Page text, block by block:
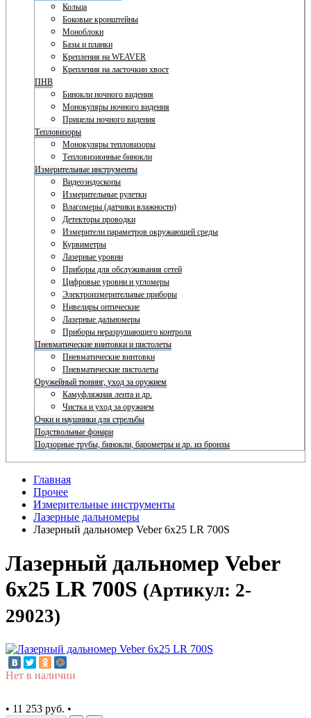
Кольца
Боковые кронштейны
Моноблоки
Базы и планки
Крепления на WEAVER
Крепления на ласточкин хвост
ПНВ
Бинокли ночного видения
Монокуляры ночного видения
Прицелы ночного видения
Тепловизоры
Монокуляры тепловизоры
Тепловизионные бинокли
Измерительные инструменты
Видеоэндоскопы
Измерительные рулетки
Влагомеры (датчики влажности)
Детекторы проводки
Измерители параметров окружающей среды
Курвиметры
Лазерные уровни
Приборы для обслуживания сетей
Цифровые уровни и угломеры
Электроизмерительные приборы
Нивелиры оптические
Лазерные дальномеры
Приборы неразрушающего контроля
Пневматические винтовки и пистолеты
Пневматические винтовки
Пневматические пистолеты
Оружейный тюнинг, уход за оружием
Камуфляжная лента и др.
Чистка и уход за оружием
Очки и наушники для стрельбы
Подствольные фонари
Подзорные трубы, бинокли, барометры и др. из бронзы
Главная
Прочее
Измерительные инструменты
Лазерные дальномеры
Лазерный дальномер Veber 6x25 LR 700S
Лазерный дальномер Veber
6x25 LR 700S (Артикул: 2-
29023)
Нет в наличии
• 11 253 руб. •